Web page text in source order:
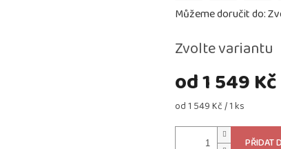
od1 549 Kč
Měrná
od 1 549 Kč / 1 ks
Zvolte variantu
Můžeme doručit do:
PŘIDAT